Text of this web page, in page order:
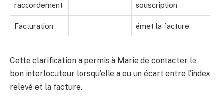
raccordement
souscription
Facturation émet la facture
Cette clarification a permis à Marie de contacter le
bon interlocuteur lorsqu’elle a eu un écart entre l’index
relevé et la facture.